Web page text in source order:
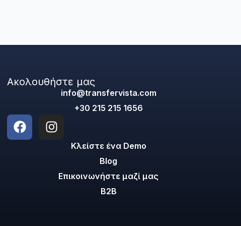
Ακολουθήστε μας
info@transfervista.com
+30 215 215 1656
Κλείστε ένα Demo
Blog
Επικοινωνήστε μαζί μας
B2B